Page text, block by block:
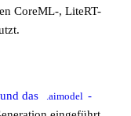
CoreML-, LiteRT-
das .aimodel -